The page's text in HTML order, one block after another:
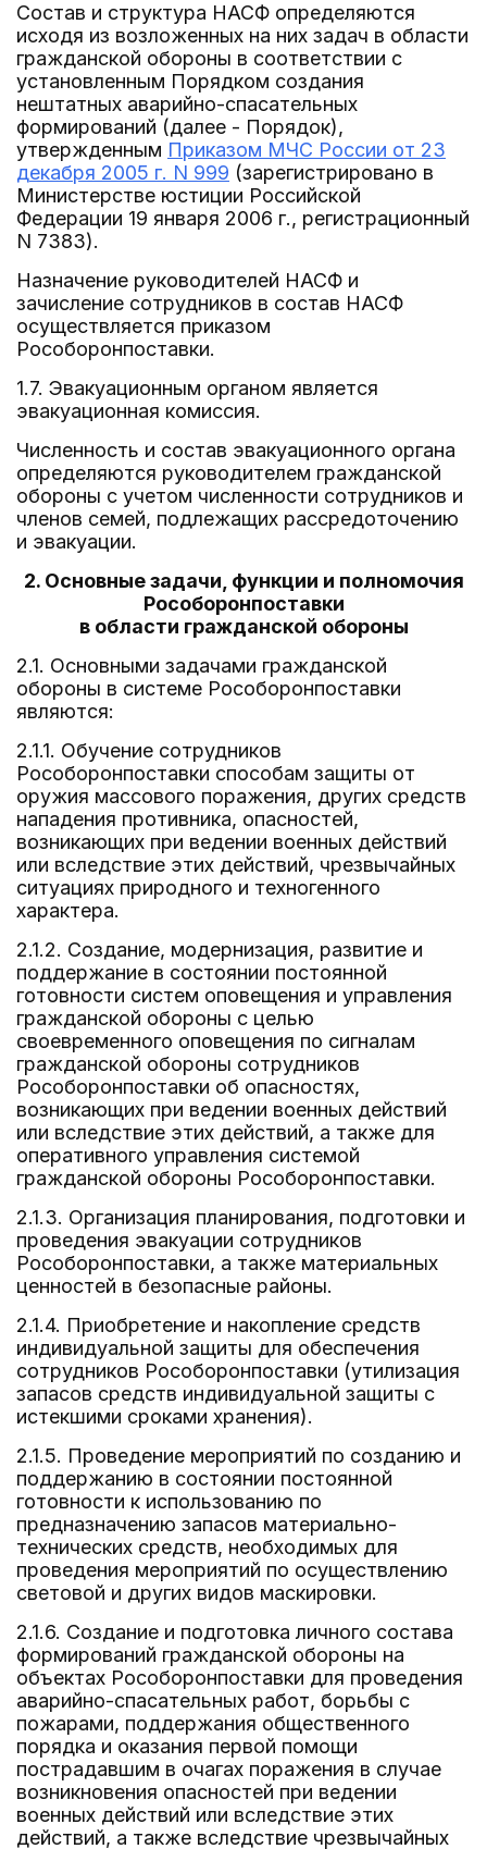
Состав и структура НАСФ определяются
исходя из возложенных на них задач в области
гражданской обороны в соответствии с
установленным Порядком создания
нештатных аварийно-спасательных
формирований (далее - Порядок),
утвержденным Приказом МЧС России от 23
декабря 2005 г. N 999 (зарегистрировано в
Министерстве юстиции Российской
Федерации 19 января 2006 г., регистрационный
N 7383).
Назначение руководителей НАСФ и
зачисление сотрудников в состав НАСФ
осуществляется приказом
Рособоронпоставки.
1.7. Эвакуационным органом является
эвакуационная комиссия.
Численность и состав эвакуационного органа
определяются руководителем гражданской
обороны с учетом численности сотрудников и
членов семей, подлежащих рассредоточению
и эвакуации.
2. Основные задачи, функции и полномочия
Рособоронпоставки
в области гражданской обороны
2.1. Основными задачами гражданской
обороны в системе Рособоронпоставки
являются:
2.1.1. Обучение сотрудников
Рособоронпоставки способам защиты от
оружия массового поражения, других средств
нападения противника, опасностей,
возникающих при ведении военных действий
или вследствие этих действий, чрезвычайных
ситуациях природного и техногенного
характера.
2.1.2. Создание, модернизация, развитие и
поддержание в состоянии постоянной
готовности систем оповещения и управления
гражданской обороны с целью
своевременного оповещения по сигналам
гражданской обороны сотрудников
Рособоронпоставки об опасностях,
возникающих при ведении военных действий
или вследствие этих действий, а также для
оперативного управления системой
гражданской обороны Рособоронпоставки.
2.1.3. Организация планирования, подготовки и
проведения эвакуации сотрудников
Рособоронпоставки, а также материальных
ценностей в безопасные районы.
2.1.4. Приобретение и накопление средств
индивидуальной защиты для обеспечения
сотрудников Рособоронпоставки (утилизация
запасов средств индивидуальной защиты с
истекшими сроками хранения).
2.1.5. Проведение мероприятий по созданию и
поддержанию в состоянии постоянной
готовности к использованию по
предназначению запасов материально-
технических средств, необходимых для
проведения мероприятий по осуществлению
световой и других видов маскировки.
2.1.6. Создание и подготовка личного состава
формирований гражданской обороны на
объектах Рособоронпоставки для проведения
аварийно-спасательных работ, борьбы с
пожарами, поддержания общественного
порядка и оказания первой помощи
пострадавшим в очагах поражения в случае
возникновения опасностей при ведении
военных действий или вследствие этих
действий, а также вследствие чрезвычайных